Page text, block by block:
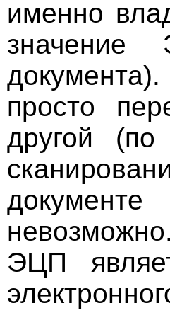
именно
документа).
просто
другой (по
ЭЦП